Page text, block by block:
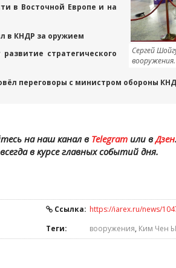
Сергей
в Восточной Европе и на
в КНДР за оружием
стратегического
переговоры с министром обороны
на наш канал вTelegramили вДзен.
в курсе главных событий дня.
Ссылка: https://iarex.ru/news/
Теги: вооружения, Ким Чен